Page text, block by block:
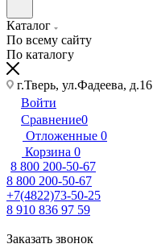
Каталог
По всему сайту
По каталогу
г.Тверь, ул.Фадеева, д.16
Войти
Сравнение0
Отложенные 0
Корзина 0
8 800 200-50-67
8 800 200-50-67
+7(4822)73-50-25
8 910 836 97 59
Заказать звонок